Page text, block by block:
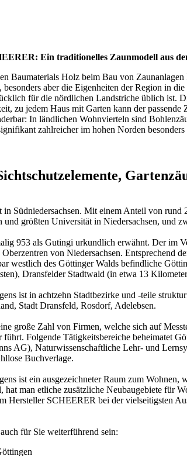
Ein traditionelles Zaunmodell aus
Baumaterials Holz beim Bau von
besonders aber die Eigenheiten der Region in
für die nördlichen Landstriche üblich ist.
zu jedem Haus mit Garten kann der
In ländlichen Wohnvierteln sind
zahlreicher im hohen Norden besonders
in Südniedersachsen. Mit einem Anteil von
und größten Universität in Niedersachsen, und
953 als Gutingi urkundlich erwähnt. Der im
Oberzentren von Niedersachsen.
westlich des Göttinger Walds befindliche
Dransfelder Stadtwald (in etwa 13
ist in achtzehn Stadtbezirke und -teile
Stadt Dransfeld, Rosdorf, Adelebsen.
große Zahl von Firmen, welche sich auf
Folgende Tätigkeitsbereiche beheimatet
AG), Naturwissenschaftliche Lehr- und
Buchverlage.
ist ein ausgezeichneter Raum zum
man etliche zusätzliche Neubaugebiete für
Hersteller SCHEERER bei der vielseitigsten
für Sie weiterführend sein: